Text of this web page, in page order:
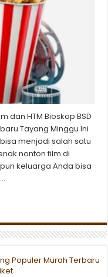
dan HTM Bioskop BSD
Tayang Minggu Ini
menjadi salah satu
nonton film di
keluarga Anda bisa
Populer Murah Terbaru